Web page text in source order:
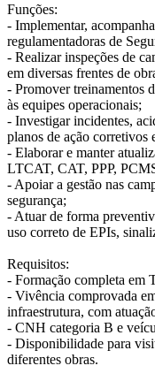
Funções:
- Implementar,
regulamentadoras de
- Realizar inspeções de
em diversas frentes de
- Promover treinamentos
às equipes operacionais;
- Investigar incidentes,
planos de ação corretivos
- Elaborar e manter
LTCAT, CAT, PPP,
- Apoiar a gestão nas
segurança;
- Atuar de forma
uso correto de EPIs,
Requisitos:
- Formação completa em
- Vivência comprovada
infraestrutura, com
- CNH categoria B e
- Disponibilidade para
diferentes obras.